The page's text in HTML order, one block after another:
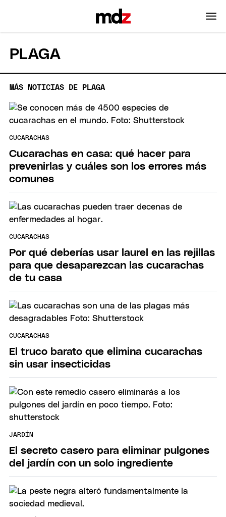
PLAGA
MÁS NOTICIAS DE PLAGA
CUCARACHAS
Cucarachas en casa: qué hacer para
prevenirlas y cuáles son los errores más
comunes
CUCARACHAS
Por qué deberías usar laurel en las rejillas
para que desaparezcan las cucarachas
de tu casa
CUCARACHAS
El truco barato que elimina cucarachas
sin usar insecticidas
JARDÍN
El secreto casero para eliminar pulgones
del jardín con un solo ingrediente